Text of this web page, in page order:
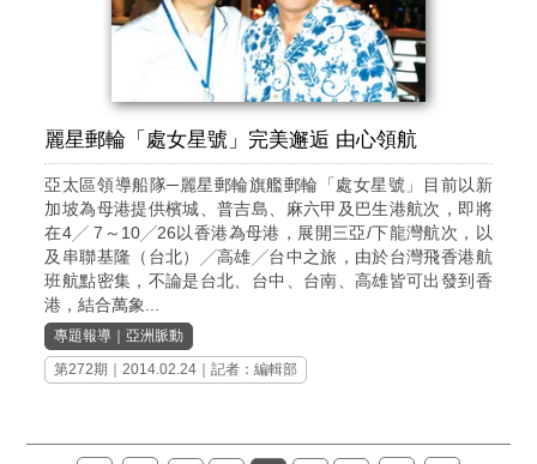
麗星郵輪「處女星號」完美邂逅 由心領航
亞太區領導船隊─麗星郵輪旗艦郵輪「處女星號」目前以新
加坡為母港提供檳城、普吉島、麻六甲及巴生港航次，即將
在4╱ 7～10╱26以香港為母港，展開三亞/下龍灣航次，以
及串聯基隆（台北）╱高雄╱台中之旅，由於台灣飛香港航
班航點密集，不論是台北、台中、台南、高雄皆可出發到香
港，結合萬象...
專題報導 ｜亞洲脈動
第272期 ｜2014.02.24｜記者：編輯部